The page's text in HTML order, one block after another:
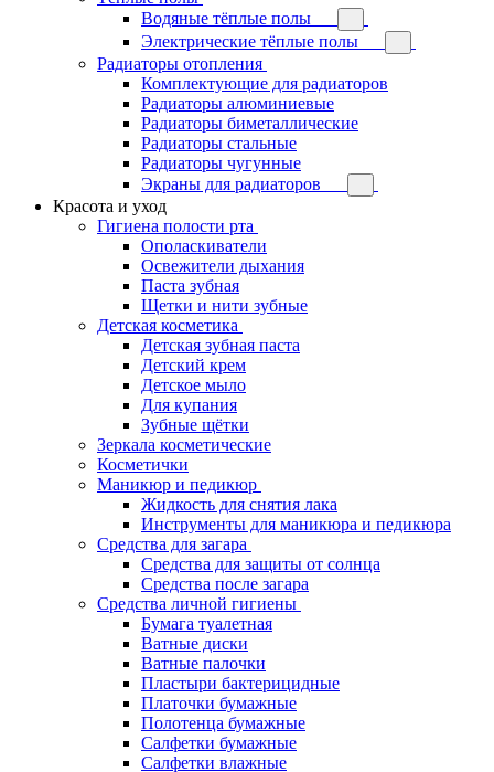
Водяные тёплые полы
Электрические тёплые полы
Радиаторы отопления
Комплектующие для радиаторов
Радиаторы алюминиевые
Радиаторы биметаллические
Радиаторы стальные
Радиаторы чугунные
Экраны для радиаторов
Красота и уход
Гигиена полости рта
Ополаскиватели
Освежители дыхания
Паста зубная
Щетки и нити зубные
Детская косметика
Детская зубная паста
Детский крем
Детское мыло
Для купания
Зубные щётки
Зеркала косметические
Косметички
Маникюр и педикюр
Жидкость для снятия лака
Инструменты для маникюра и педикюра
Средства для загара
Средства для защиты от солнца
Средства после загара
Средства личной гигиены
Бумага туалетная
Ватные диски
Ватные палочки
Пластыри бактерицидные
Платочки бумажные
Полотенца бумажные
Салфетки бумажные
Салфетки влажные